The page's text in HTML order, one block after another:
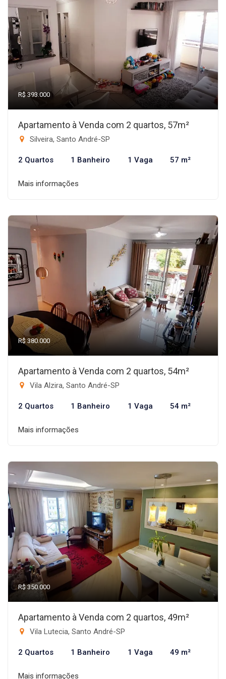
R$ 393.000
Apartamento à Venda com 2 quartos, 57m²
Silveira, Santo André-SP
2 Quartos 1 Banheiro 1 Vaga 57 m²
Mais informações
R$ 380.000
Apartamento à Venda com 2 quartos, 54m²
Vila Alzira, Santo André-SP
2 Quartos 1 Banheiro 1 Vaga 54 m²
Mais informações
R$ 350.000
Apartamento à Venda com 2 quartos, 49m²
Vila Lutecia, Santo André-SP
2 Quartos 1 Banheiro 1 Vaga 49 m²
Mais informações